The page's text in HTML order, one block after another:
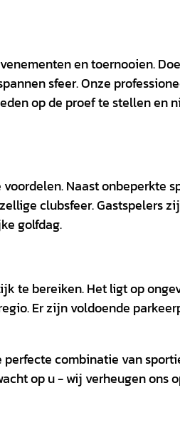
en toernooien.
sfeer. Onze
op de proef te stellen en
Naast onbeperkte
clubsfeer. Gastspelers
golfdag.
te bereiken. Het ligt op
Er zijn voldoende
combinatie van
op u - wij verheugen ons